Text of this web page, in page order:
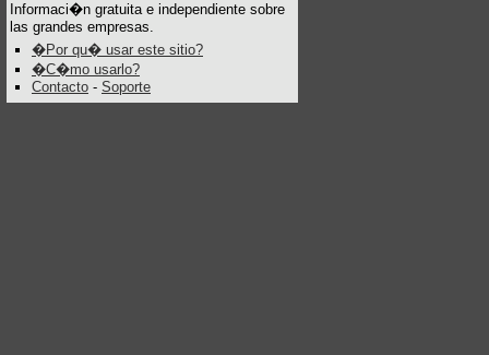
Informaci�n gratuita e independiente sobre
las grandes empresas.
�Por qu� usar este sitio?
�C�mo usarlo?
Contacto - Soporte